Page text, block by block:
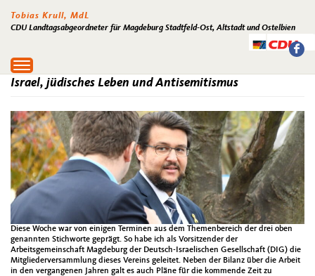
Tobias Krull, MdL
CDU Landtagsabgeordneter für Magdeburg Stadtfeld-Ost, Altstadt und Ostelbien
Toggle
navigation
Israel, jüdisches Leben und Antisemitismus
Diese Woche war von einigen Terminen aus dem Themenbereich der drei oben
genannten Stichworte geprägt. So habe ich als Vorsitzender der
Arbeitsgemeinschaft Magdeburg der Deutsch-Israelischen Gesellschaft (DIG) die
Mitgliederversammlung dieses Vereins geleitet. Neben der Bilanz über die Arbeit
in den vergangenen Jahren galt es auch Pläne für die kommende Zeit zu